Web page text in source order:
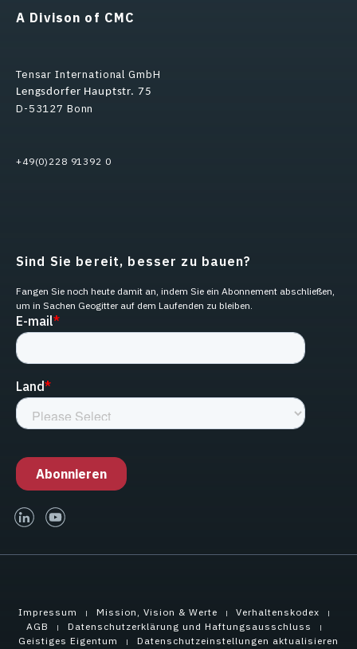
A Divison of CMC
Tensar International GmbH
Lengsdorfer Hauptstr. 75
D-53127 Bonn
+49(0)228 91392 0
Sind Sie bereit, besser zu bauen?
Fangen Sie noch heute damit an, indem Sie ein Abonnement abschließen,
um in Sachen Geogitter auf dem Laufenden zu bleiben.
linked-inyoutube
Impressum Mission, Vision & Werte
Verhaltenskodex
AGB
Datenschutzerklärung und Haftungsausschluss
Geistiges Eigentum
Datenschutzeinstellungen aktualisieren